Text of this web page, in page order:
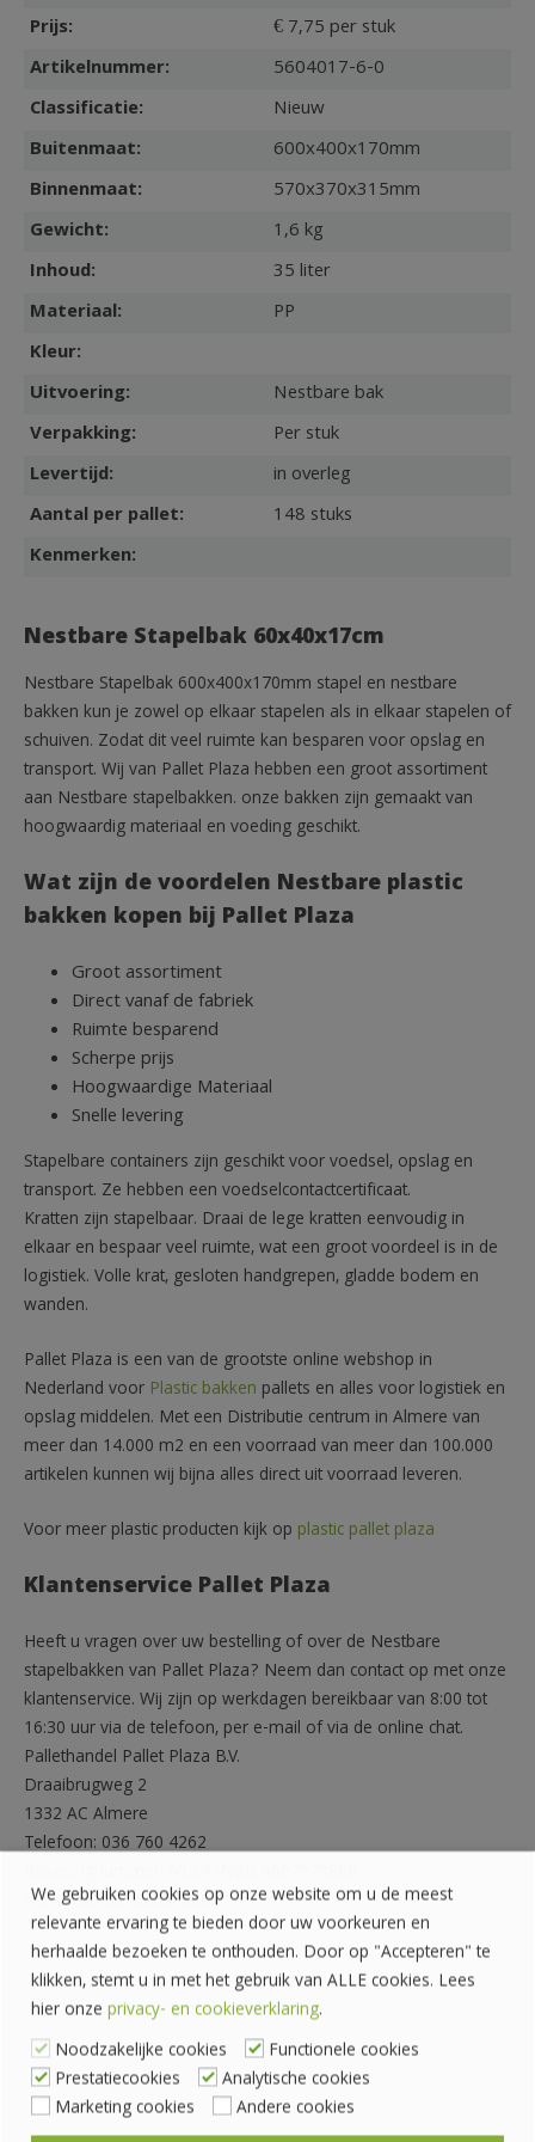
Prijs:
€ 7,75 per stuk
Artikelnummer:
5604017-6-0
Classificatie:
Nieuw
Buitenmaat:
600x400x170mm
Binnenmaat:
570x370x315mm
Gewicht:
1,6 kg
Inhoud:
35 liter
Materiaal:
PP
Kleur:
Uitvoering:
Nestbare bak
Verpakking:
Per stuk
Levertijd:
in overleg
Aantal per pallet:
148 stuks
Kenmerken:
Nestbare Stapelbak 60x40x17cm
Nestbare Stapelbak 600x400x170mm stapel en nestbare
bakken kun je zowel op elkaar stapelen als in elkaar stapelen of
schuiven. Zodat dit veel ruimte kan besparen voor opslag en
transport. Wij van Pallet Plaza hebben een groot assortiment
aan Nestbare stapelbakken. onze bakken zijn gemaakt van
hoogwaardig materiaal en voeding geschikt.
Wat zijn de voordelen Nestbare plastic
bakken kopen bij Pallet Plaza
Groot assortiment
Direct vanaf de fabriek
Ruimte besparend
Scherpe prijs
Hoogwaardige Materiaal
Snelle levering
Stapelbare containers zijn geschikt voor voedsel, opslag en
transport. Ze hebben een voedselcontactcertificaat.
Kratten zijn stapelbaar. Draai de lege kratten eenvoudig in
elkaar en bespaar veel ruimte, wat een groot voordeel is in de
logistiek. Volle krat, gesloten handgrepen, gladde bodem en
wanden.
Pallet Plaza is een van de grootste online webshop in
Nederland voor Plastic bakken pallets en alles voor logistiek en
opslag middelen. Met een Distributie centrum in Almere van
meer dan 14.000 m2 en een voorraad van meer dan 100.000
artikelen kunnen wij bijna alles direct uit voorraad leveren.
Voor meer plastic producten kijk op plastic pallet plaza
Klantenservice Pallet Plaza
Heeft u vragen over uw bestelling of over de Nestbare
stapelbakken van Pallet Plaza? Neem dan contact op met onze
klantenservice. Wij zijn op werkdagen bereikbaar van 8:00 tot
16:30 uur via de telefoon, per e-mail of via de online chat.
Pallethandel Pallet Plaza B.V.
Draaibrugweg 2
1332 AC Almere
Telefoon: 036 760 4262
KvK-nummer: 62559060
We gebruiken cookies op onze website om u de meest
relevante ervaring te bieden door uw voorkeuren en
herhaalde bezoeken te onthouden. Door op "Accepteren" te
klikken, stemt u in met het gebruik van ALLE cookies. Lees
hier onze privacy- en cookieverklaring.
Noodzakelijke cookies
Functionele cookies
Prestatiecookies
Analytische cookies
Marketing cookies
Andere cookies